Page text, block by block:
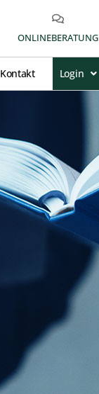
ONLINEBERATUNG
Kontakt Login